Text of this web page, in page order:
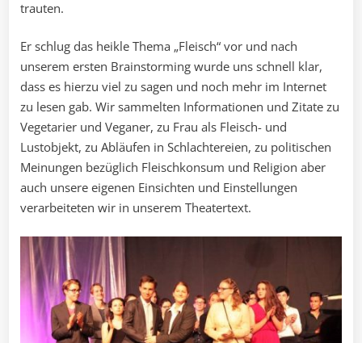
trauten.
Er schlug das heikle Thema „Fleisch“ vor und nach
unserem ersten Brainstorming wurde uns schnell klar,
dass es hierzu viel zu sagen und noch mehr im Internet
zu lesen gab. Wir sammelten Informationen und Zitate zu
Vegetarier und Veganer, zu Frau als Fleisch- und
Lustobjekt, zu Abläufen in Schlachtereien, zu politischen
Meinungen bezüglich Fleischkonsum und Religion aber
auch unsere eigenen Einsichten und Einstellungen
verarbeiteten wir in unserem Theatertext.